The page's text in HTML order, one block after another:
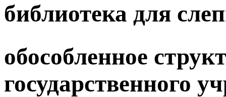
библиотека для
обособленное
государственного